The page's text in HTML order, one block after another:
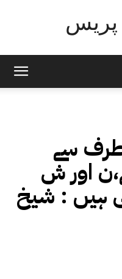
سے
اور ش
ہیں : شیخ